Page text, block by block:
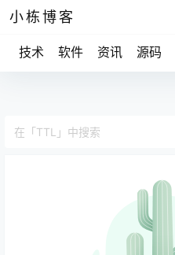
小栋博客
技术 软件 资讯 源码